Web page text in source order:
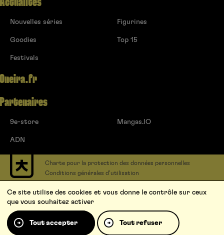
Nouvelles séries
Goodies
Festivals
Figurines
Top 15
Oneira.fr
Partenaires
9e-store
ADN
Mangas.IO
Charte pour la protection des données personnelles
Conditions générales d’utilisation
Contact
Soumettre un projet
Proposer une série
Qui sommes-nous ?
Ce site utilise des cookies et vous donne le contrôle sur ceux
que vous souhaitez activer
Tout accepter Tout refuser